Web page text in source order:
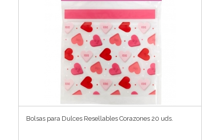
Bolsas para Dulces Resellables Corazones 20 uds.